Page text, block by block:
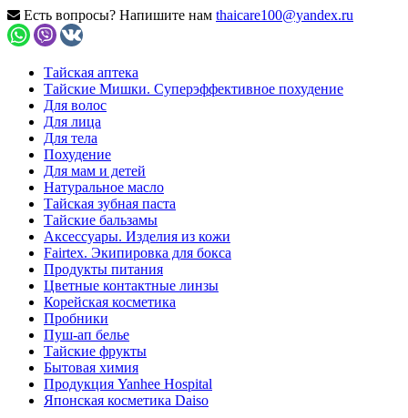
Есть вопросы? Напишите нам thaicare100@yandex.ru
Тайская аптека
Тайские Мишки. Суперэффективное похудение
Для волос
Для лица
Для тела
Похудение
Для мам и детей
Натуральное масло
Тайская зубная паста
Тайские бальзамы
Аксессуары. Изделия из кожи
Fairtex. Экипировка для бокса
Продукты питания
Цветные контактные линзы
Корейская косметика
Пробники
Пуш-ап белье
Тайские фрукты
Бытовая химия
Продукция Yanhee Hospital
Японская косметика Daiso